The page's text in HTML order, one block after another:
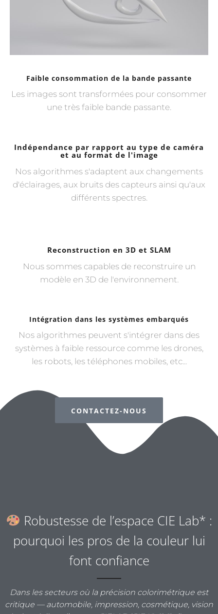
Faible consommation de la bande passante
Les images sont transformées pour consommer
une très faible bande passante.
Indépendance par rapport au type de caméra
et au format de l'image
Nos algorithmes s'adaptent aux changements
d'éclairages, aux bruits des capteurs ainsi qu'aux
différents spectres.
Reconstruction en 3D et SLAM
Nous sommes capables de reconstruire un
modèle en 3D de l'environnement.
Intégration dans les systèmes embarqués
Nos algorithmes peuvent s'intégrer dans des
systèmes à faible ressource comme les drones,
les robots, les téléphones mobiles, etc...
CONTACTEZ-NOUS
Robustesse de l’espace CIE Lab* :
pourquoi les pros de la couleur lui
font confiance
Dans les secteurs où la précision colorimétrique est
critique — automobile, impression, cosmétique, vision